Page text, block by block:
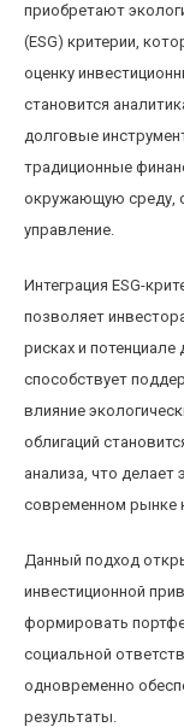
приобретают
(ESG) критерии,
оценку
становится
долговые
традиционные
окружающую среду,
управление.
Интеграция ESG-
позволяет
рисках и
способствует
влияние
облигаций
анализа, что делает
современном рынке
Данный подход
инвестиционной
формировать
социальной
одновременно
результаты.